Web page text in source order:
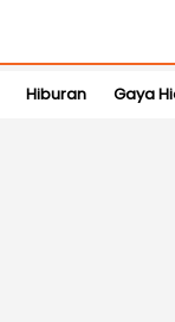
Hiburan Gaya